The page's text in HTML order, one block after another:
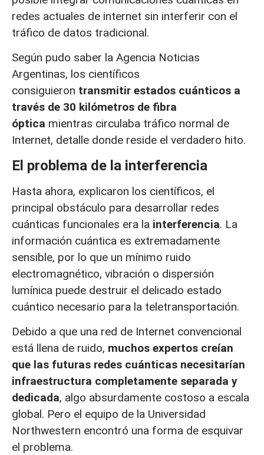
redes actuales de internet sin interferir con el
tráfico de datos tradicional.
Según pudo saber la Agencia Noticias
Argentinas, los científicos
consiguieron transmitir estados cuánticos a
través de 30 kilómetros de fibra
óptica mientras circulaba tráfico normal de
Internet, detalle donde reside el verdadero hito.
El problema de la interferencia
Hasta ahora, explicaron los científicos, el
principal obstáculo para desarrollar redes
cuánticas funcionales era la interferencia. La
información cuántica es extremadamente
sensible, por lo que un mínimo ruido
electromagnético, vibración o dispersión
lumínica puede destruir el delicado estado
cuántico necesario para la teletransportación.
Debido a que una red de Internet convencional
está llena de ruido, muchos expertos creían
que las futuras redes cuánticas necesitarían
infraestructura completamente separada y
dedicada, algo absurdamente costoso a escala
global. Pero el equipo de la Universidad
Northwestern encontró una forma de esquivar
el problema.